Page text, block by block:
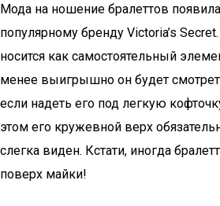
Мода на ношение бралеттов
популярному бренду Victoria’s
носится как самостоятельный
менее выигрышно он будет
если надеть его под легкую
этом его кружевной верх
слегка виден. Кстати, иногда
поверх майки!